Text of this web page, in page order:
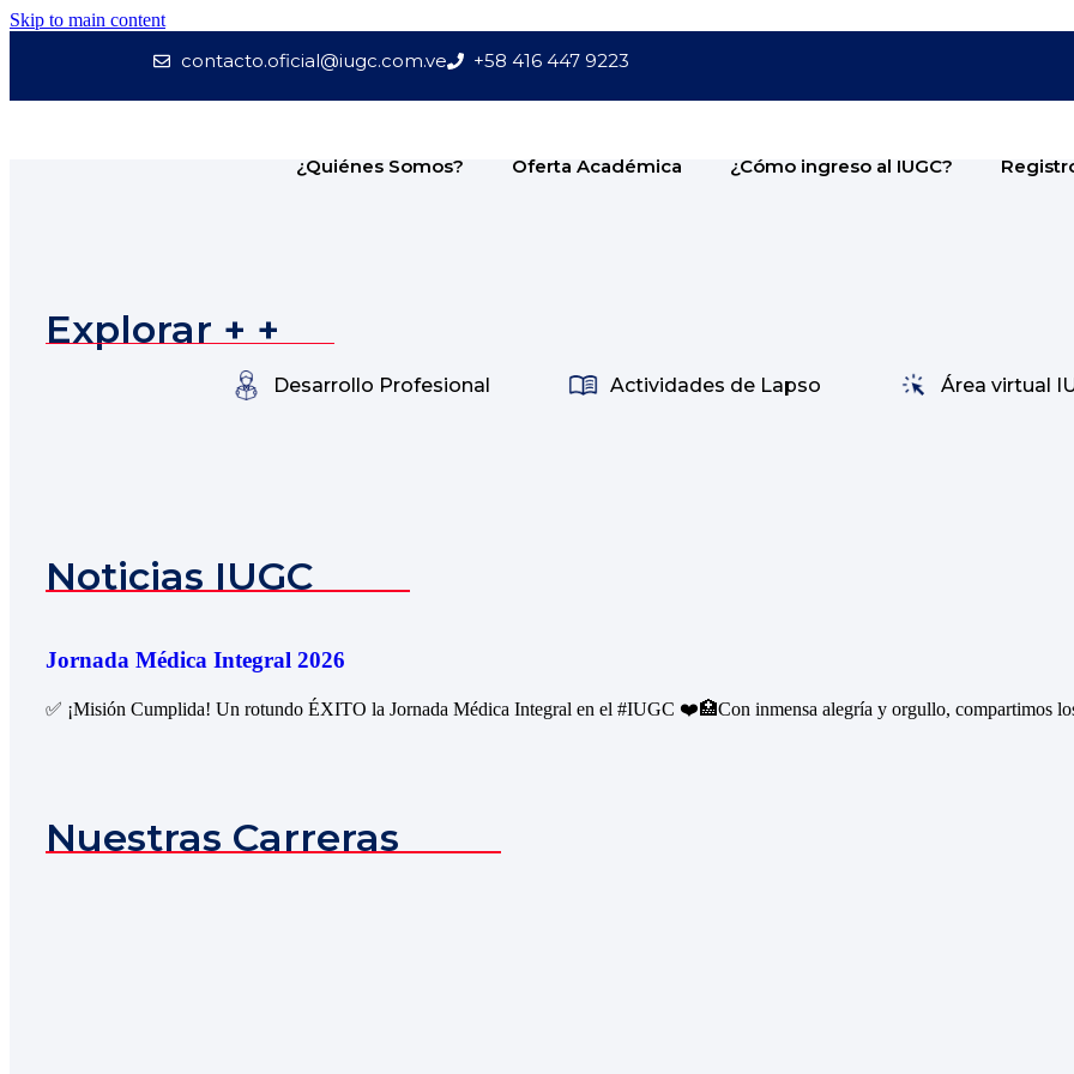
Skip to main content
contacto.oficial@iugc.com.ve +58 416 447 9223
¿Quiénes Somos? Oferta Académica ¿Cómo ingreso al IUGC?
Explorar + +
Desarrollo Profesional Actividades de Lapso Área virtual
Noticias IUGC
Jornada Médica Integral 2026
✅ ¡Misión Cumplida! Un rotundo ÉXITO la Jornada Médica Integral en el #IUGC ❤️🏥Con inmensa alegría y orgullo, compartimos
Nuestras Carreras